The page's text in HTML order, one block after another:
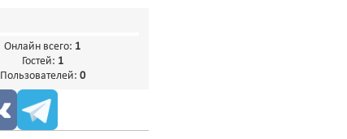
Онлайн всего: 1
Гостей: 1
Пользователей: 0